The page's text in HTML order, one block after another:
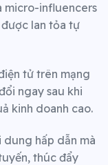
micro-influencers
lan tỏa tự
tử trên mạng
ngay sau khi
kinh doanh cao.
hấp dẫn mà
thúc đẩy